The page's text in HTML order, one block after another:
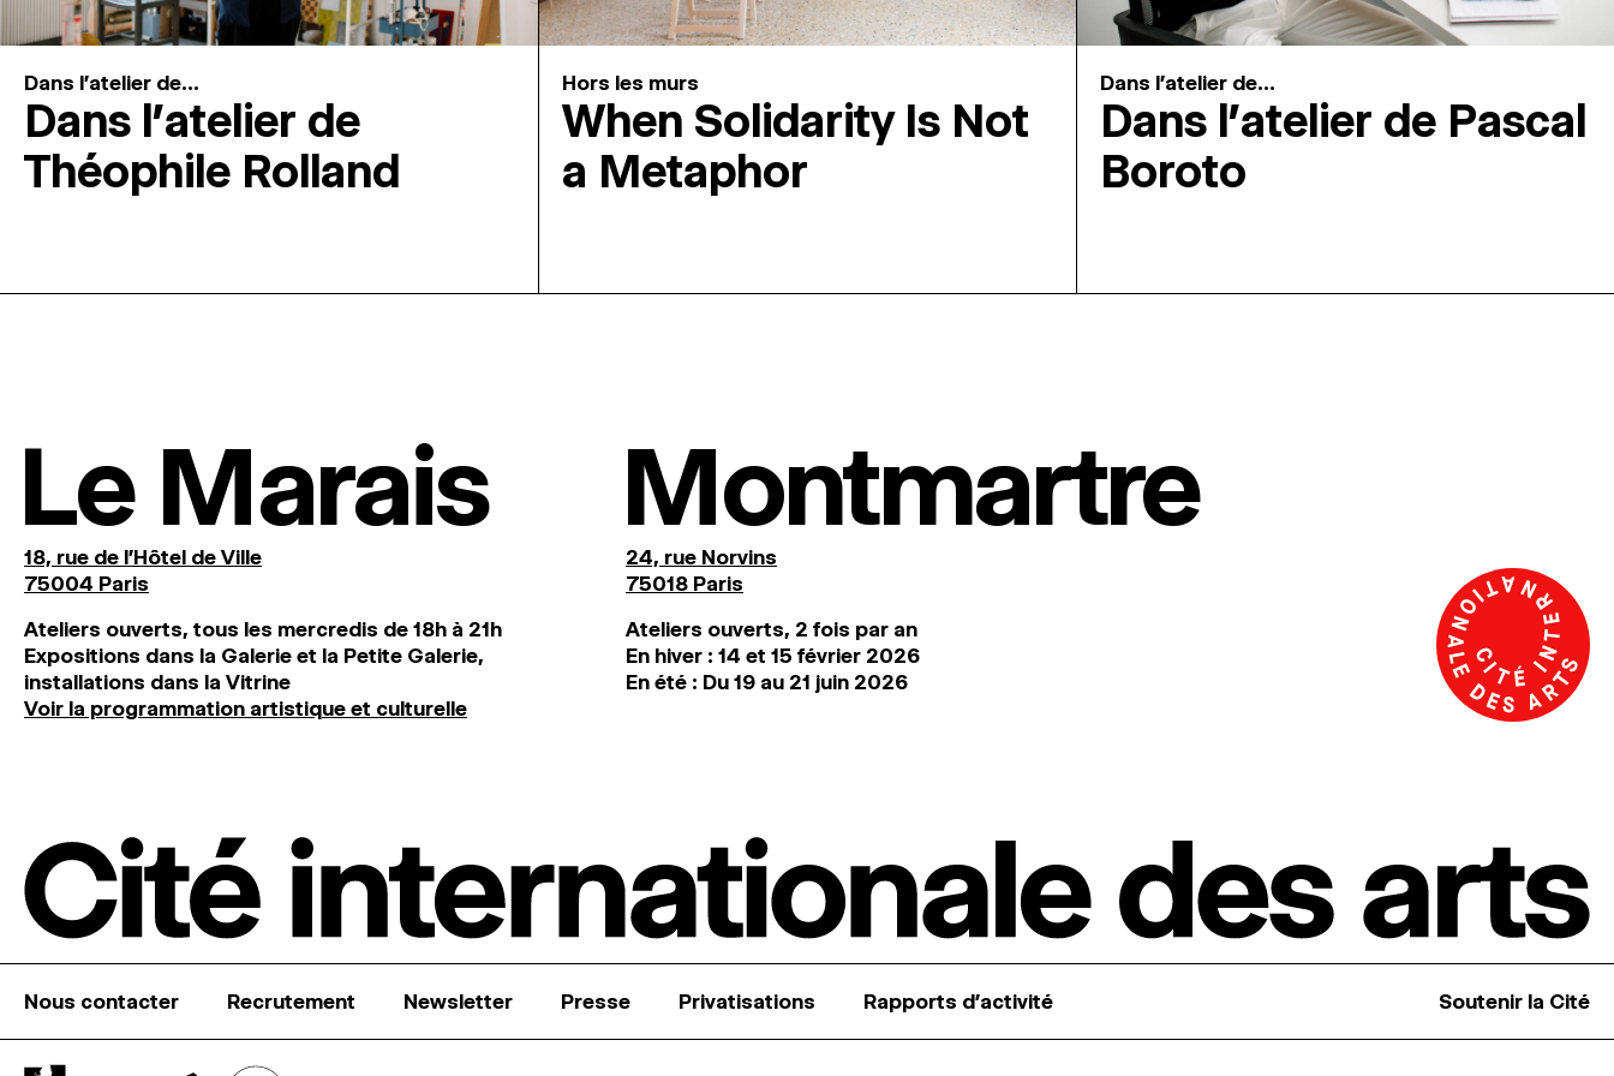
Dans l'atelier de...
Dans l’atelier de
Théophile Rolland
Hors les murs
When Solidarity Is Not
a Metaphor
Dans l'atelier de...
Dans l’atelier de Pascal
Boroto
Le Marais
18, rue de l'Hôtel de Ville
75004 Paris
Ateliers ouverts, tous les mercredis de 18h à 21h
Expositions dans la Galerie et la Petite Galerie,
installations dans la Vitrine
Voir la programmation artistique et culturelle
Montmartre
24, rue Norvins
75018 Paris
Ateliers ouverts, 2 fois par an
En hiver : 14 et 15 février 2026
En été : Du 19 au 21 juin 2026
Nous contacter Recrutement Newsletter Presse Privatisations Rapports d’activité Soutenir la Cité